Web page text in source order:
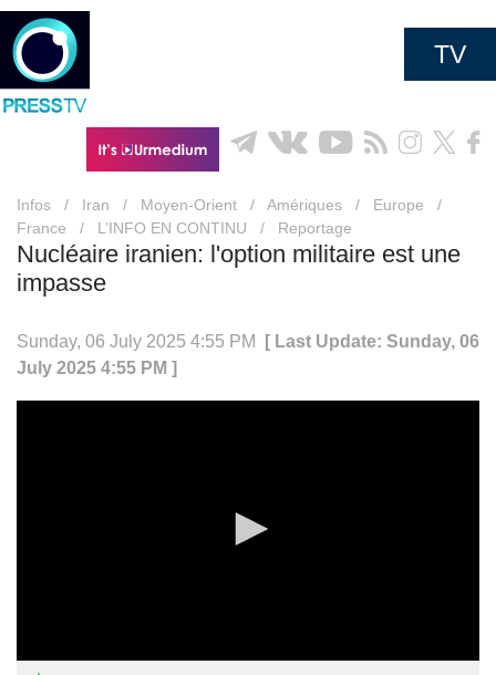
TV
Infos / Iran / Moyen-Orient / Amériques / Europe
/
France
/ L’INFO EN CONTINU / Reportage
Nucléaire iranien: l'option militaire est une
impasse
Sunday, 06 July 2025 4:55 PM
[ Last Update: Sunday, 06
July 2025 4:55 PM ]